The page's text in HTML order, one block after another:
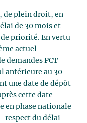
de plein droit, en
de 30 mois et
de priorité. En vertu
actuel
demandes PCT
antérieure au 30
une date de dépôt
cette date
en phase nationale
respect du délai